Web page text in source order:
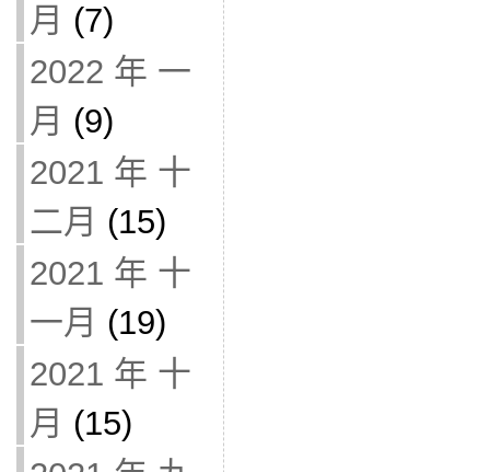
月 (7)
2022 年 一
月 (9)
2021 年 十
二月 (15)
2021 年 十
一月 (19)
2021 年 十
月 (15)